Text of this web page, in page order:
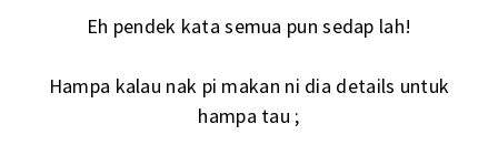
Eh pendek kata semua pun sedap lah!
Hampa kalau nak pi makan ni dia details untuk
hampa tau ;